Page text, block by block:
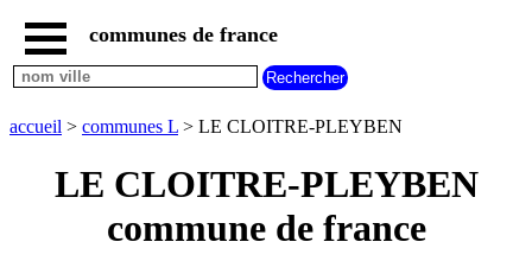
accueil
communes
regions
communes de france
accueil > communes L > LE CLOITRE-PLEYBEN
LE CLOITRE-PLEYBEN
commune de france